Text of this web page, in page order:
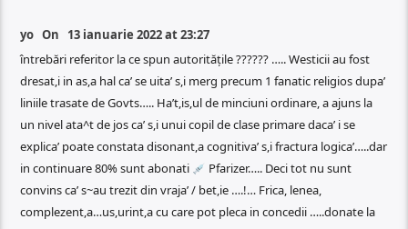
yo On 13 ianuarie 2022 at 23:27
întrebări referitor la ce spun autoritățile ?????? ….. Westicii au fost
dresat,i in as,a hal ca’ se uita’ s,i merg precum 1 fanatic religios dupa’
liniile trasate de Govts….. Ha’t,is,ul de minciuni ordinare, a ajuns la
un nivel ata^t de jos ca’ s,i unui copil de clase primare daca’ i se
explica’ poate constata disonant,a cognitiva’ s,i fractura logica’…..dar
in continuare 80% sunt abonati
Pfarizer….. Deci tot nu sunt
convins ca’ s~au trezit din vraja’ / bet,ie ….!… Frica, lenea,
complezent,a…us,urint,a cu care pot pleca in concedii …..donate la